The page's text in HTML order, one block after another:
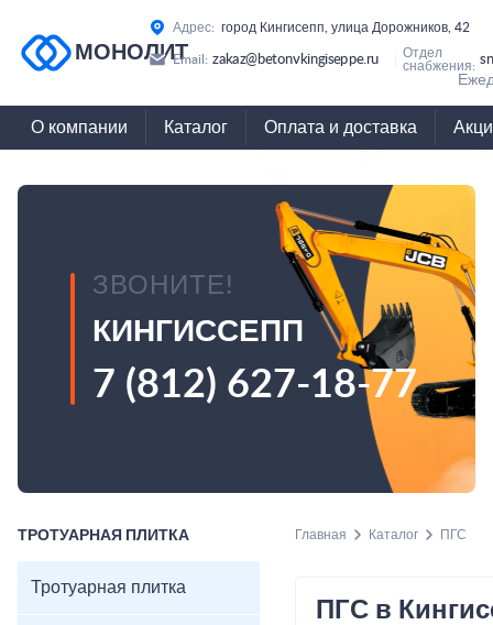
МОНОЛИТ
Адрес: город Кингисепп, улица Дорожников, 42
Email: zakaz@betonvkingiseppe.ru
Отдел
снабжения:
О компании Каталог Оплата и доставка
ЗВОНИТЕ!
КИНГИССЕПП
7 (812) 627-18-77
ТРОТУАРНАЯ ПЛИТКА
Тротуарная плитка
Главная Каталог ПГС
ПГС в